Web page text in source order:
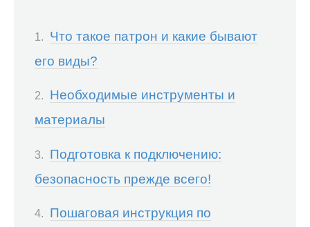
Что такое патрон и какие бывают
его виды?
Необходимые инструменты и
материалы
Подготовка к подключению:
безопасность прежде всего!
Пошаговая инструкция по